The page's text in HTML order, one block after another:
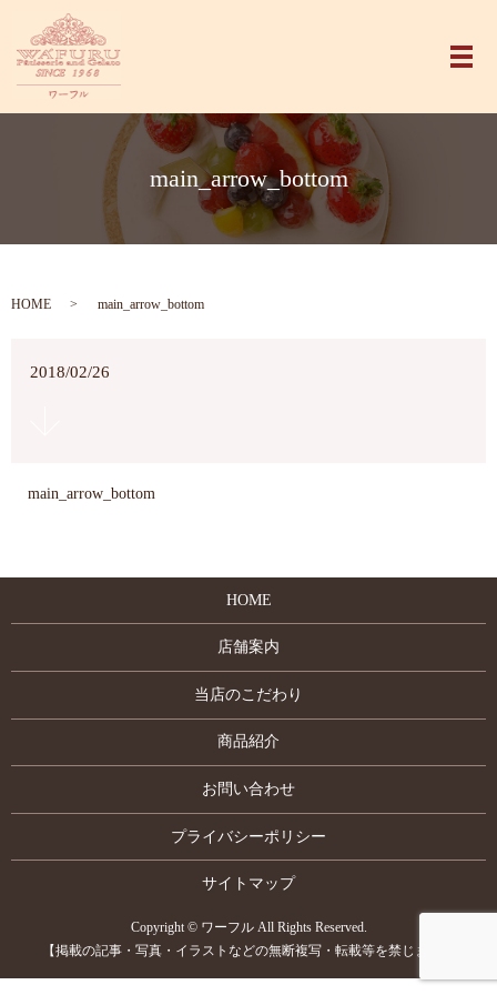
メ
main_arrow_bottom
HOME main_arrow_bottom
2018/02/26
main_arrow_bottom
HOME
店舗案内
当店のこだわり
商品紹介
お問い合わせ
プライバシーポリシー
サイトマップ
Copyright © ワーフル All Rights Reserved.
【掲載の記事・写真・イラストなどの無断複写・転載等を禁じます】